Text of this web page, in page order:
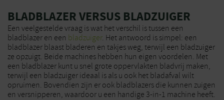
BLADBLAZER VERSUS BLADZUIGER
Een veelgestelde vraag is wat het verschil is tussen een
bladblazer en een bladzuiger. Het antwoord is simpel: een
bladblazer blaast bladeren en takjes weg, terwijl een bladzuiger
ze opzuigt. Beide machines hebben hun eigen voordelen. Met
een bladblazer kunt u snel grote oppervlakten bladvrij maken,
terwijl een bladzuiger ideaal is als u ook het bladafval wilt
opruimen. Bovendien zijn er ook bladblazers die kunnen zuigen
en versnipperen, waardoor u een handige 3-in-1 machine heeft.